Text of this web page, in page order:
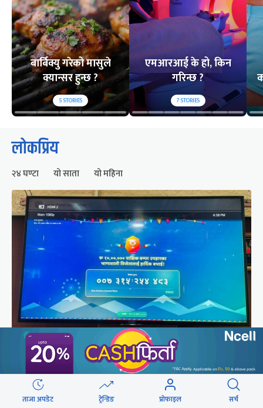
बार्बिक्यु गरेको मासुले
क्यान्सर हुन्छ ?
5STORIES
एमआरआई के हो, किन
गरिन्छ ?
7STORIES
लोकप्रिय
२४ घण्टा यो साता यो महिना
२५० रुपैयाँको सामान किनेका उपभोक्ताले जिते १०
लाखको बम्पर उपहार
ताजा अपडेट ट्रेन्डिङ प्रोफाइल सर्च